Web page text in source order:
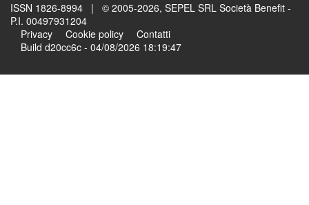
ISSN 1826-8994 | © 2005-2026, SEPEL SRL Società Benefit -
P.I. 00497931204
Privacy
Cookie policy
Contatti
Build d20cc6c - 04/08/2026 18:19:47